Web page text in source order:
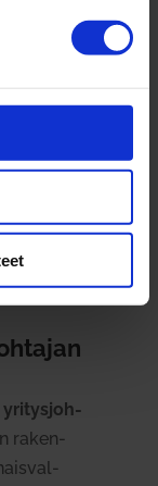
ne
tasa­pai­
ja
yri­tys­joh­
raken­